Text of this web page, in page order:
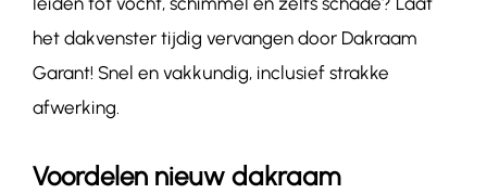
het dakvenster tijdig vervangen door Dakraam
Garant! Snel en vakkundig, inclusief strakke
afwerking.
Voordelen nieuw dakraam